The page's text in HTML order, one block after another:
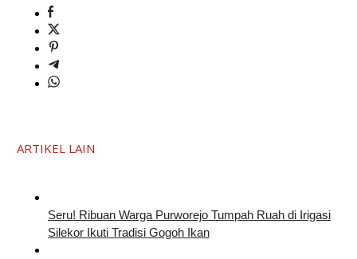
ARTIKEL LAIN
Seru! Ribuan Warga Purworejo Tumpah Ruah di Irigasi
Silekor Ikuti Tradisi Gogoh Ikan